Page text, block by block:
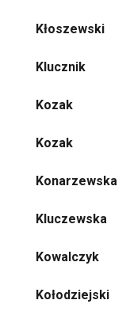
Kłoszewski
Klucznik
Kozak
Kozak
Konarzewska
Kluczewska
Kowalczyk
Kołodziejski